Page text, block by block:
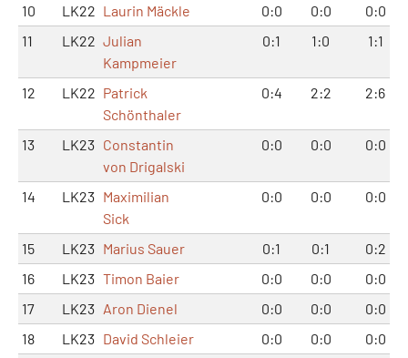
10 LK22 Laurin Mäckle 0:0 0:0
0:0
11
LK22 Julian
Kampmeier
0:1 1:0 1:1
12 LK22 Patrick
Schönthaler
0:4 2:2 2:6
13 LK23 Constantin
von Drigalski
0:0 0:0 0:0
14 LK23 Maximilian
Sick
0:0 0:0 0:0
15 LK23 Marius Sauer 0:1 0:1
0:2
16
LK23 Timon Baier 0:0 0:0
0:0
17
LK23 Aron Dienel 0:0 0:0
0:0
18
LK23 David Schleier 0:0 0:0
0:0